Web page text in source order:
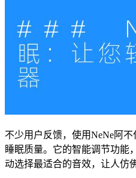
不少用户反馈，使用NeNe阿
睡眠质量。它的智能调节功能
动选择最适合的音效，让人仿